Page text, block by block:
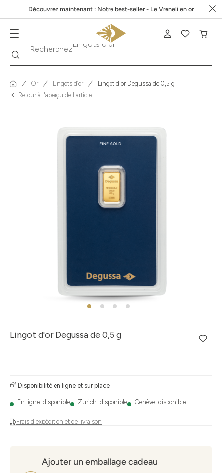
Découvrez maintenant : Notre best-seller - Le Vreneli en or
RechercheRecherchezKrugerrand
Or Lingots d’or
Lingot d'or Degussa de 0,5 g
Retour à l'aperçu de l'article
Lingot d'or Degussa de 0,5 g
Frais d'expédition et de livraison
Disponibilité en ligne et sur place
En ligne: disponible Zurich: disponible Genève: disponible
Ajouter un emballage cadeau